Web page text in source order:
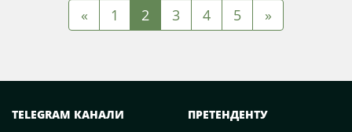
« 1 2 3 4 5 »
TELEGRAM КАНАЛИ
ПРЕТЕНДЕНТУ